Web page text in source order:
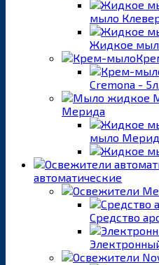
мыло
Жидкое
Cremona - 5л.
Мерида
мыло
автоматические
Средство